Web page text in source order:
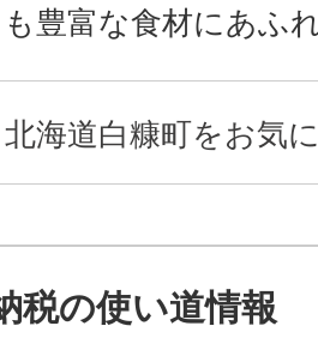
豊富な食材にあふ
北海道白糠町をお気
税の使い道情報